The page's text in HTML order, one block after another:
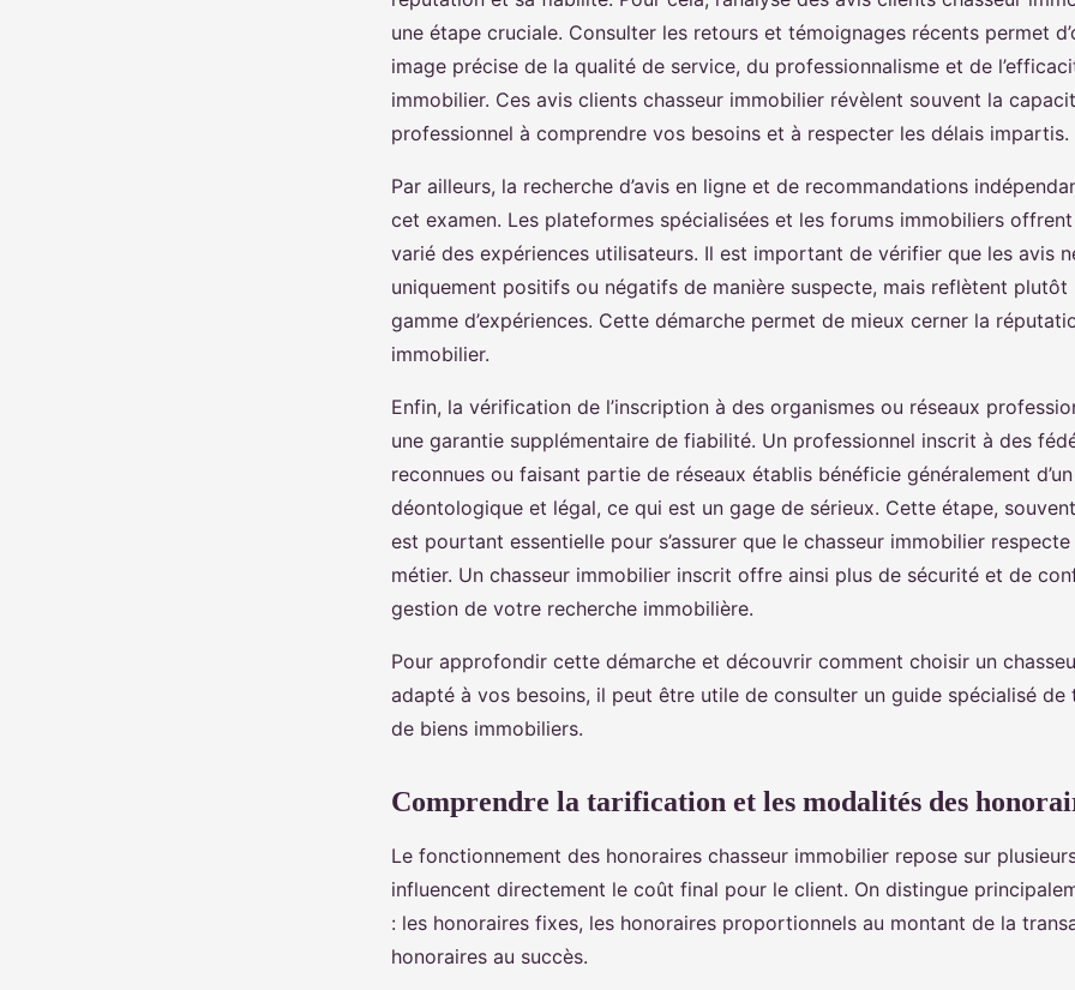
une étape cruciale. Consulter les retours et témoignages récents permet
image précise de la qualité de service, du professionnalisme et de
immobilier. Ces avis clients chasseur immobilier révèlent souvent la
professionnel à comprendre vos besoins et à respecter les délais impartis.
Par ailleurs, la recherche d’avis en ligne et de recommandations
cet examen. Les plateformes spécialisées et les forums immobiliers
varié des expériences utilisateurs. Il est important de vérifier que les avis
uniquement positifs ou négatifs de manière suspecte, mais reflètent plutôt
gamme d’expériences. Cette démarche permet de mieux cerner la
immobilier.
Enfin, la vérification de l’inscription à des organismes ou réseaux
une garantie supplémentaire de fiabilité. Un professionnel inscrit à des
reconnues ou faisant partie de réseaux établis bénéficie généralement
déontologique et légal, ce qui est un gage de sérieux. Cette étape,
est pourtant essentielle pour s’assurer que le chasseur immobilier
métier. Un chasseur immobilier inscrit offre ainsi plus de sécurité et de
gestion de votre recherche immobilière.
Pour approfondir cette démarche et découvrir comment choisir un
adapté à vos besoins, il peut être utile de consulter un guide spécialisé de
de biens immobiliers.
Comprendre la tarification et les modalités des
Le fonctionnement des honoraires chasseur immobilier repose sur
influencent directement le coût final pour le client. On distingue
: les honoraires fixes, les honoraires proportionnels au montant de la
honoraires au succès.